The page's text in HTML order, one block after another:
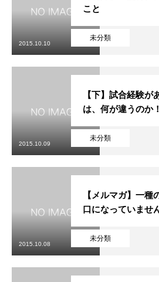
未分類
こと
2015.10.10
未分類
【下】試合経験が
は、何が違うのか
2015.10.09
未分類
【メルマガ】一種
口になっていませ
2015.10.08